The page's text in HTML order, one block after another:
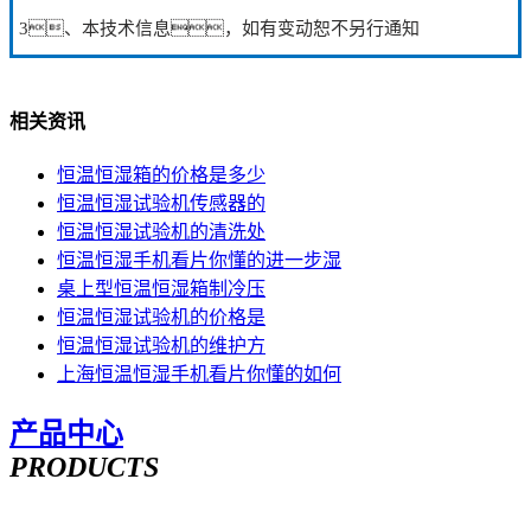
3、本技术信息，如有变动恕不另行通知
相关资讯
恒温恒湿箱的价格是多少
恒温恒湿试验机传感器的
恒温恒湿试验机的清洗处
恒温恒湿手机看片你懂的进一步湿
桌上型恒温恒湿箱制冷压
恒温恒湿试验机的价格是
恒温恒湿试验机的维护方
上海恒温恒湿手机看片你懂的如何
产品中心
PRODUCTS